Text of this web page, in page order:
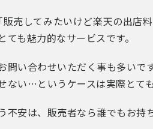
販売してみたいけど楽天の出
も魅力的なサービスです。
問い合わせいただく事も多い
い…というケースは実際とても
不安は、販売者なら誰でもお持